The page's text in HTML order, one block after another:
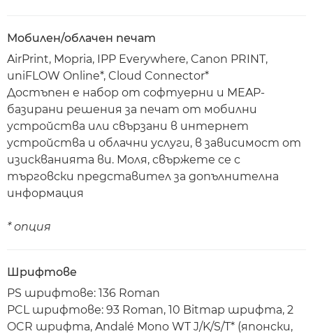
Мобилен/облачен печат
AirPrint, Mopria, IPP Everywhere, Canon PRINT,
uniFLOW Online*, Cloud Connector*
Достъпен е набор от софтуерни и MEAP-
базирани решения за печат от мобилни
устройства или свързани в интернет
устройства и облачни услуги, в зависимост от
изискванията ви. Моля, свържете се с
търговски представител за допълнителна
информация
* опция
Шрифтове
PS шрифтове: 136 Roman
PCL шрифтове: 93 Roman, 10 Bitmap шрифта, 2
OCR шрифта, Andalé Mono WT J/K/S/T* (японски,